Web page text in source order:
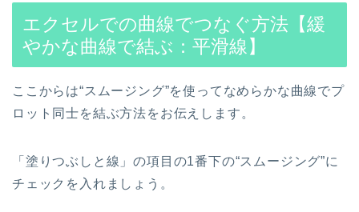
エクセルでの曲線でつなぐ方法【緩
やかな曲線で結ぶ：平滑線】
ここからは“スムージング”を使ってなめらかな曲線でプ
ロット同士を結ぶ方法をお伝えします。
「塗りつぶしと線」の項目の1番下の“スムージング”に
チェックを入れましょう。